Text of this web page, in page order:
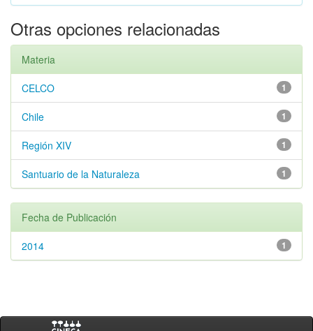
Otras opciones relacionadas
Materia
1
CELCO
1
Chile
1
Región XIV
1
Santuario de la Naturaleza
Fecha de Publicación
1
2014